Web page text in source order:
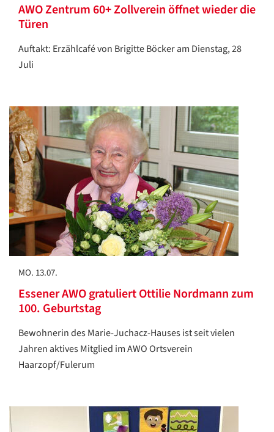
AWO Zentrum 60+ Zollverein öffnet wieder die
Türen
Auftakt: Erzählcafé von Brigitte Böcker am Dienstag, 28
Juli
MO. 13.07.
Essener AWO gratuliert Ottilie Nordmann zum
100. Geburtstag
Bewohnerin des Marie-Juchacz-Hauses ist seit vielen
Jahren aktives Mitglied im AWO Ortsverein
Haarzopf/Fulerum